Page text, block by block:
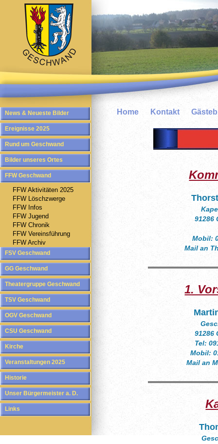
News & Neueste Bilder
Ereignisse 2025
Rund um Geschwand
Bilder unseres Ortes
FFW Geschwand
FFW Aktivitäten 2025
FFW Löschzwerge
FFW Infos
FFW Jugend
FFW Chronik
FFW Vereinsführung
FFW Archiv
FSV Geschwand
GG Geschwand
Theatergruppe Geschwand
TSV Geschwand
OGV Geschwand
CSU Geschwand
Kirche
Veranstaltungen 2025
Historie
Unser Bürgermeister a. D.
Links
Home Kontakt
91286
Mobil:
Mail an
1.
91286
Tel:
Mobil:
Mail an